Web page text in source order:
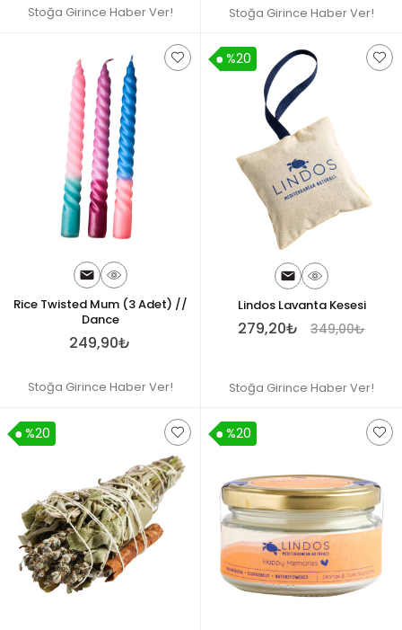
Stoğa Girince Haber Ver! Stoğa Girince Haber Ver!
Rice Twisted Mum (3 Adet) //
Dance
249,90₺
Stoğa Girince Haber Ver!
%20
Lindos Lavanta Kesesi
279,20₺ 349,00₺
Stoğa Girince Haber Ver!
%20 %20